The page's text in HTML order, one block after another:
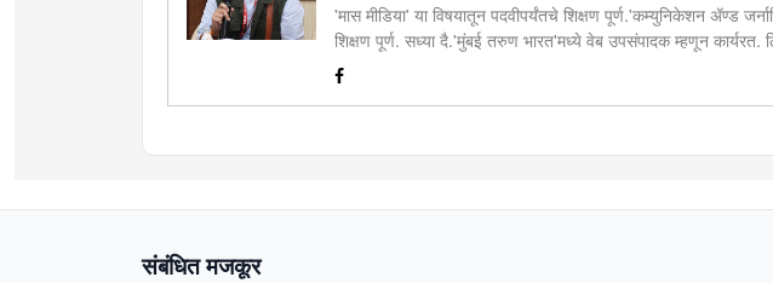
'मास मीडिया' या विषयातून पदवीपर्यंतचे शिक्षण पूर्ण.'कम्युनिकेशन ॲण्ड
शिक्षण पूर्ण. सध्या दै.'मुंबई तरुण भारत'मध्ये वेब उपसंपादक म्हणून कार्यरत.
इ.ची आवड.लिवोग्राफी भाषाशैलीत विशेष प्रावीण्य.बालपणापासून
संबंधित मजकूर